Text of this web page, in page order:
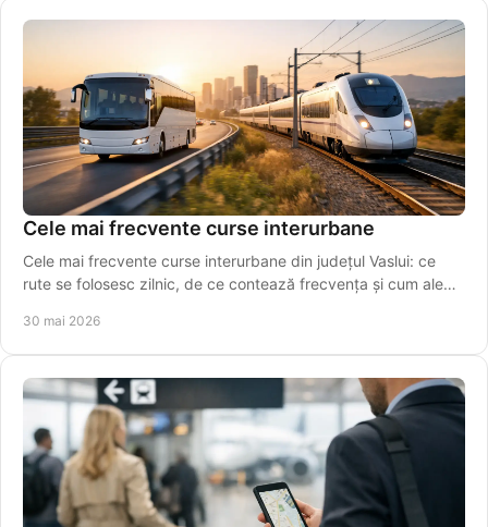
Cele mai frecvente curse interurbane
Cele mai frecvente curse interurbane din județul Vaslui: ce
rute se folosesc zilnic, de ce contează frecvența și cum alegi
30 mai 2026